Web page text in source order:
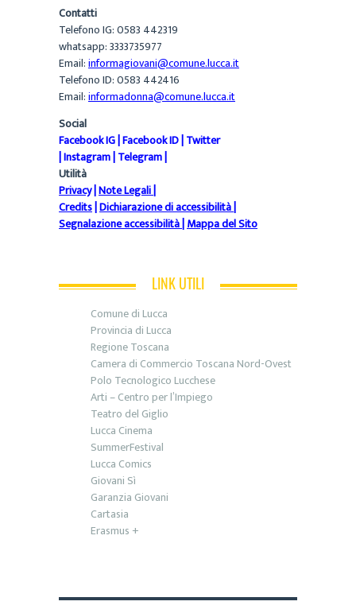
Contatti
Telefono IG: 0583 442319
whatsapp: 3333735977
Email:informagiovani@comune.lucca.it
Telefono ID: 0583 442416
Email:informadonna@comune.lucca.it
Social
Facebook IG|Facebook ID|Twitter
|Instagram|Telegram|
Utilità
Privacy|Note Legali|
Credits|Dichiarazione di accessibilità|
Segnalazione accessibilità|Mappa del Sito
LINK UTILI
Comune di Lucca
Provincia di Lucca
Regione Toscana
Camera di Commercio Toscana Nord-Ovest
Polo Tecnologico Lucchese
Arti – Centro per l’Impiego
Teatro del Giglio
Lucca Cinema
SummerFestival
Lucca Comics
Giovani Sì
Garanzia Giovani
Cartasia
Erasmus +